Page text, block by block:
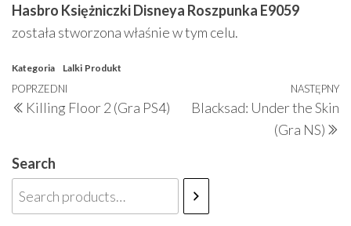
Hasbro Księżniczki Disneya Roszpunka E9059
została stworzona właśnie w tym celu.
Kategoria Lalki Produkt
Nawigacja
wpisu
Poprzedni
wpis
POPRZEDNI
Killing Floor 2 (Gra PS4)
NASTĘPNY
Blacksad: Under the Skin
(Gra NS)
Search